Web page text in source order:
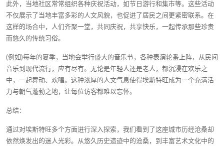
此外，当地社区常常组织各种庆祝活动，如节日游行和集市等。这些活动
不仅展示了当地丰富多彩的人文风貌，也促进了居民之间更紧密联系。在
这样的场合中，人们齐聚一堂，共同庆祝，共享快乐，一起传承那些珍贵
而悠久的传统习俗。
(例如)每年的夏季，当地会举行盛大的音乐节，各种表演轮番上阵，从民间
音乐到现代流行，应有尽有。无论是年轻人还是老人，都沉浸在欢乐之
中，一起舞动、欢唱。这种浓厚的人文气息使得埃斯特旺成为一个充满活
力与朝气蓬勃之地，让每位访客都难以忘怀。
总结：
通过对埃斯特旺多个方面进行深入探索，我们看到了这座城市历经沧桑却
依然焕发出的迷人光彩。从悠久历史遗迹中的沧桑，到丰富艺术文化中的